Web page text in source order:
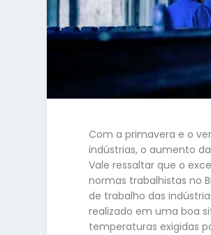
Com a primavera e o
indústrias, o aumento
Vale ressaltar que o
normas trabalhistas no
de trabalho das
realizado em uma boa
temperaturas exigidas